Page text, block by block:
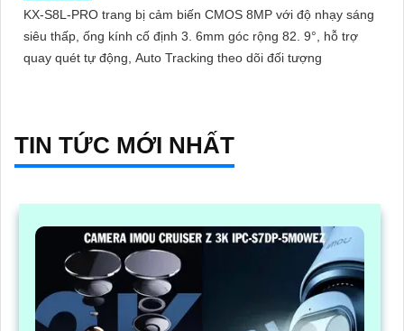
KX-S8L-PRO trang bị cảm biến CMOS 8MP với độ nhạy sáng
siêu thấp, ống kính cố định 3. 6mm góc rộng 82. 9°, hỗ trợ
quay quét tự động, Auto Tracking theo dõi đối tượng
TIN TỨC MỚI NHẤT